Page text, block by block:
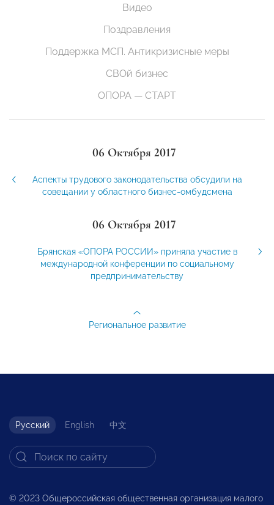
Видео
Поздравления
Поддержка МСП. Антикризисные меры
СВОй бизнес
ОПОРА — СТАРТ
06 Октября 2017
Аспекты трудового законодательства обсудили на
совещании у областного бизнес-омбудсмена
06 Октября 2017
Брянская «ОПОРА РОССИИ» приняла участие в
международной конференции по социальному
предпринимательству
Региональное развитие
Русский English 中文
© 2023 Общероссийская общественная организация малого